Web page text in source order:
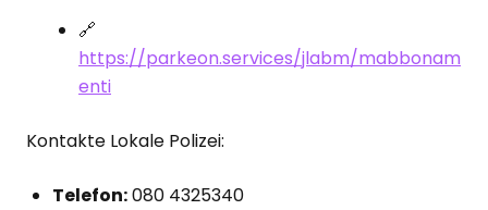
🔗
https://parkeon.services/jlabm/mabbonam
enti
Kontakte Lokale Polizei:
Telefon:080 4325340